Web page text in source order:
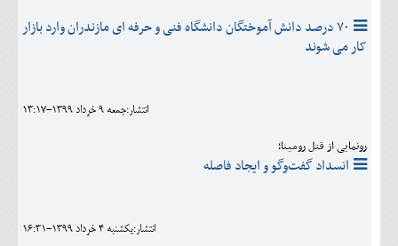
فرهنگی و هنری
خانه
۷۰ درصد دانش آموختگان دانشگاه فنی و حرفه ای مازندران وارد بازار
کار می شوند
انتشار:جمعه 9 خرداد 1399-13:17
رونمایی از قتل رومینا؛
انسداد گفت‌وگو و ایجاد فاصله
انتشار:يکشنبه 4 خرداد 1399-16:31